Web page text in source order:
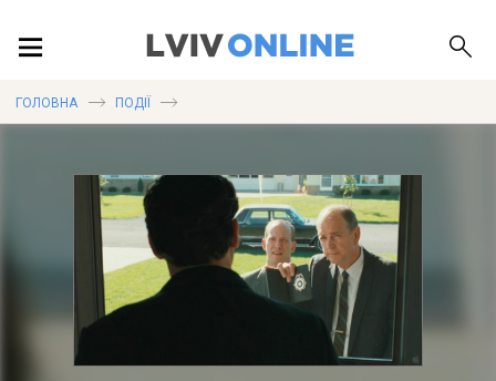
ПУБЛІКАЦІЇ
ГОЛОВНА ПОДІЇ